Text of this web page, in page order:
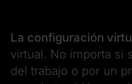
La configuración
virtual. No importa si
del trabajo o por un